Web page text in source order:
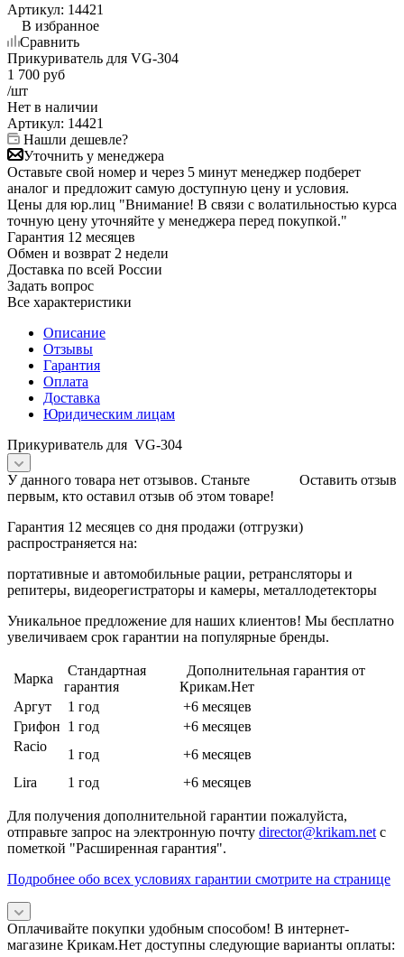
Артикул: 14421
В избранное
Сравнить
Прикуриватель для VG-304
1 700 руб
/шт
Нет в наличии
Артикул: 14421
Нашли дешевле?
Уточнить у менеджера
Оставьте свой номер и через 5 минут менеджер подберет
аналог и предложит самую доступную цену и условия.
Цены для юр.лиц "Внимание! В связи с волатильностью курса
точную цену уточняйте у менеджера перед покупкой."
Гарантия 12 месяцев
Обмен и возврат 2 недели
Доставка по всей России
Задать вопрос
Все характеристики
Описание
Отзывы
Гарантия
Оплата
Доставка
Юридическим лицам
Прикуриватель для VG-304
Оставить отзыв
У данного товара нет отзывов. Станьте
первым, кто оставил отзыв об этом товаре!
Гарантия 12 месяцев со дня продажи (отгрузки)
распространяется на:
портативные и автомобильные рации, ретрансляторы и
репитеры, видеорегистраторы и камеры, металлодетекторы
Уникальное предложение для наших клиентов! Мы бесплатно
увеличиваем срок гарантии на популярные бренды.
Марка
Стандартная
гарантия
Дополнительная гарантия от
Крикам.Нет
Аргут
1 год
+6 месяцев
Грифон 1 год
+6 месяцев
Racio
1 год
+6 месяцев
Lira
1 год +6 месяцев
Для получения дополнительной гарантии пожалуйста,
отправьте запрос на электронную почту director@krikam.net с
пометкой "Расширенная гарантия".
Подробнее обо всех условиях гарантии смотрите на странице
Оплачивайте покупки удобным способом! В интернет-
магазине Крикам.Нет доступны следующие варианты оплаты: